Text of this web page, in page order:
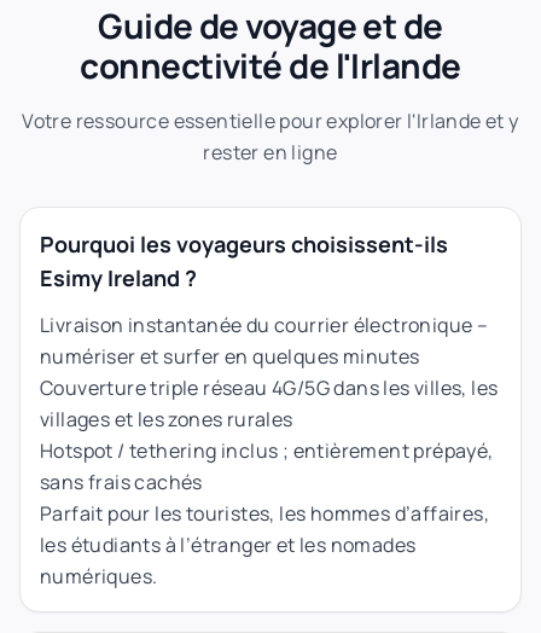
Guide de voyage et de
connectivité de l'Irlande
Votre ressource essentielle pour explorer l'Irlande et y
rester en ligne
Pourquoi les voyageurs choisissent-ils
Esimy Ireland ?
Livraison instantanée du courrier électronique –
numériser et surfer en quelques minutes
Couverture triple réseau 4G/5G dans les villes, les
villages et les zones rurales
Hotspot / tethering inclus ; entièrement prépayé,
sans frais cachés
Parfait pour les touristes, les hommes d’affaires,
les étudiants à l’étranger et les nomades
numériques.